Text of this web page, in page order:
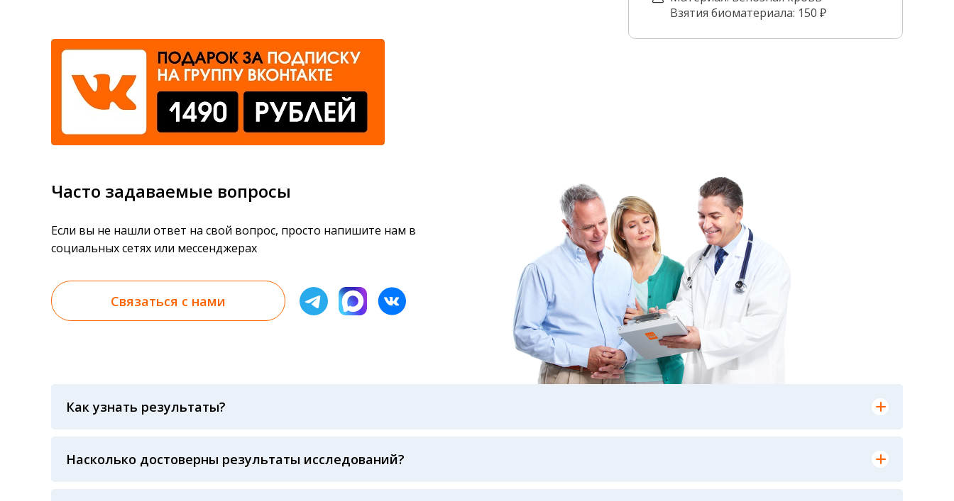
Взятия биоматериала: 150 ₽
Часто задаваемые вопросы
Если вы не нашли ответ на свой вопрос, просто напишите нам в
социальных сетях или мессенджерах
Связаться с нами
Как узнать результаты?
анализов при предъявлении паспорта или чека об оплате
Насколько достоверны результаты исследований?
Гарантия качества лабораторных тестов обеспечивается соблюдением международных стандартов выполнения лабораторных исследований и